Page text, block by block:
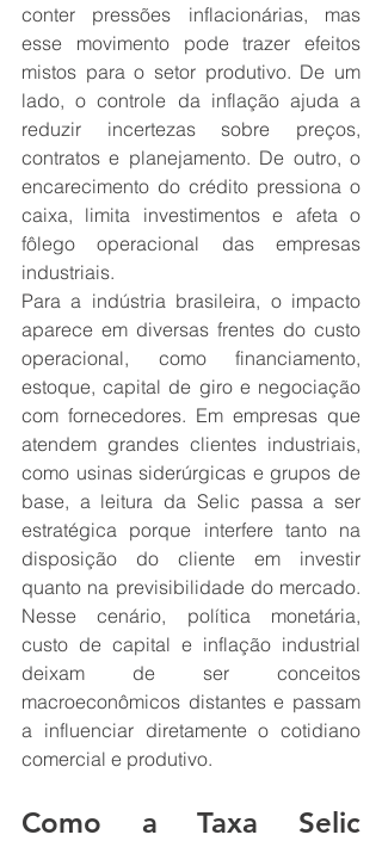
conter pressões inflacionárias, mas
esse movimento pode trazer efeitos
mistos para o setor produtivo. De um
lado, o controle da inflação ajuda a
reduzir incertezas sobre preços,
contratos e planejamento. De outro, o
encarecimento do crédito pressiona o
caixa, limita investimentos e afeta o
fôlego operacional das empresas
industriais.
Para a indústria brasileira, o impacto
aparece em diversas frentes do custo
operacional, como financiamento,
estoque, capital de giro e negociação
com fornecedores. Em empresas que
atendem grandes clientes industriais,
como usinas siderúrgicas e grupos de
base, a leitura da Selic passa a ser
estratégica porque interfere tanto na
disposição do cliente em investir
quanto na previsibilidade do mercado.
Nesse cenário, política monetária,
custo de capital e inflação industrial
deixam de ser conceitos
macroeconômicos distantes e passam
a influenciar diretamente o cotidiano
comercial e produtivo.
Como a Taxa Selic